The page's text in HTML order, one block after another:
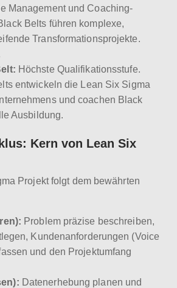
Management und Coaching-
Belts führen komplexe,
Transformationsprojekte.
Höchste Qualifikationsstufe.
entwickeln die Lean Six Sigma
und coachen Black
Ausbildung.
Kern von Lean Six
Projekt folgt dem bewährten
Problem präzise beschreiben,
Kundenanforderungen (Voice
und den Projektumfang
Datenerhebung planen und